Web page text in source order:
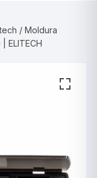
/ Moldura
ELITECH